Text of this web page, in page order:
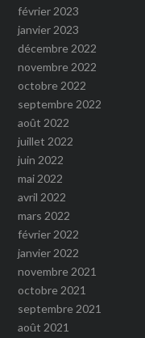
février 2023
janvier 2023
décembre 2022
novembre 2022
octobre 2022
septembre 2022
août 2022
juillet 2022
juin 2022
mai 2022
avril 2022
mars 2022
février 2022
janvier 2022
novembre 2021
octobre 2021
septembre 2021
août 2021